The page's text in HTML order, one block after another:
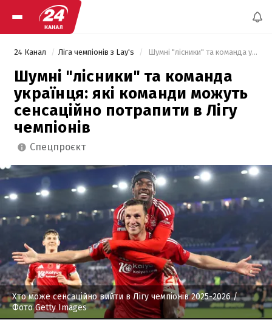
24 Канал Ліга чемпіонів з Lay's Шумні "лісники" та команда українця: які команди можуть сенсаційно потрапити в Лігу чемпіонів
Шумні "лісники" та команда
українця: які команди можуть
сенсаційно потрапити в Лігу
чемпіонів
спецпроєкт
Хто може сенсаційно вийти в Лігу чемпіонів 2025-2026/
Фото Getty Images